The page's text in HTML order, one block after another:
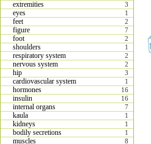
extremities 3
eyes 1
feet 2
figure 7
foot 2
shoulders 1
respiratory system 2
nervous system 2
hip 3
cardiovascular system 1
hormones 16
insulin 16
internal organs 7
kaula 1
kidneys 1
bodily secretions 1
muscles 8